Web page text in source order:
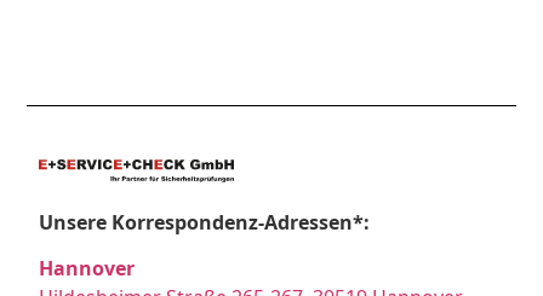
Unsere Korrespondenz-Adressen*:
Hannover